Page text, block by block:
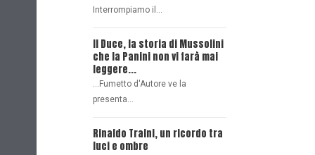
Interrompiamo il…
Il Duce, la storia di Mussolini
che la Panini non vi farà mai
leggere...
...Fumetto d'Autore ve la
presenta…
Rinaldo Traini, un ricordo tra
luci e ombre